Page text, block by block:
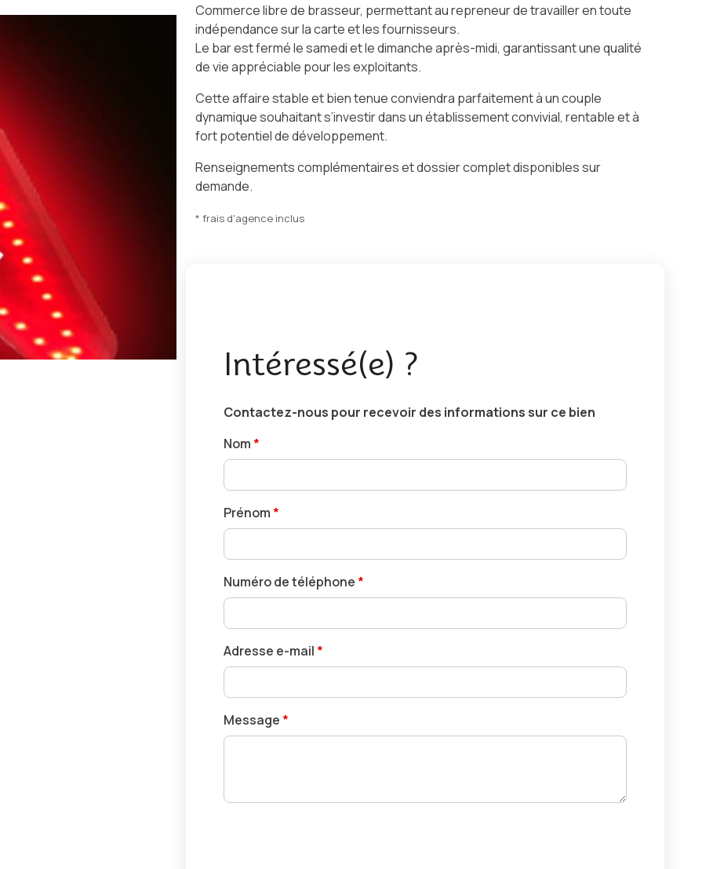
Commerce libre de brasseur, permettant au repreneur de travailler en toute
indépendance sur la carte et les fournisseurs.
Le bar est fermé le samedi et le dimanche après-midi, garantissant une qualité
de vie appréciable pour les exploitants.
Cette affaire stable et bien tenue conviendra parfaitement à un couple
dynamique souhaitant s’investir dans un établissement convivial, rentable et à
fort potentiel de développement.
Renseignements complémentaires et dossier complet disponibles sur
demande.
* frais d'agence inclus
Intéressé(e) ?
Contactez-nous pour recevoir des informations sur ce bien
Nom *
Prénom *
Numéro de téléphone *
Adresse e-mail *
Message *